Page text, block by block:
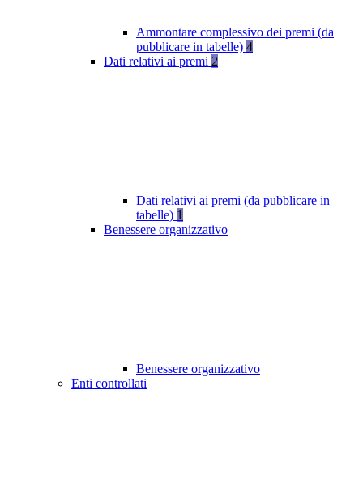
Ammontare complessivo dei premi (da
pubblicare in tabelle) 4
Dati relativi ai premi 2
Dati relativi ai premi (da pubblicare in
tabelle) 1
Benessere organizzativo
Benessere organizzativo
Enti controllati